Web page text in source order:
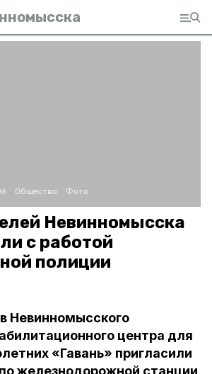
Общество Фото:
Невинномысска
с работой
полиции
Невинномысского
центра для
«Гавань» пригласили
железнодорожной станции